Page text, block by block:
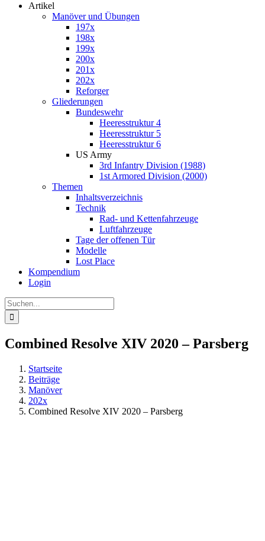
Artikel
Manöver und Übungen
197x
198x
199x
200x
201x
202x
Reforger
Gliederungen
Bundeswehr
Heeresstruktur 4
Heeresstruktur 5
Heeresstruktur 6
US Army
3rd Infantry Division (1988)
1st Armored Division (2000)
Themen
Inhaltsverzeichnis
Technik
Rad- und Kettenfahrzeuge
Luftfahrzeuge
Tage der offenen Tür
Modelle
Lost Place
Kompendium
Login
Suche
nach:
Combined Resolve XIV 2020 – Parsberg
Startseite
Beiträge
Manöver
202x
Combined Resolve XIV 2020 – Parsberg